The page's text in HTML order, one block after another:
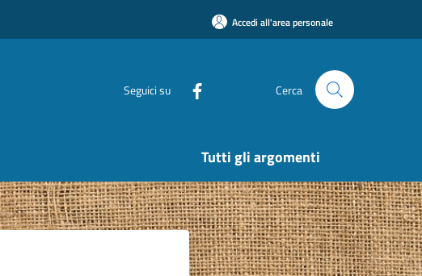
Accedi all'area personale
Seguici su Cerca
Tutti gli argomenti